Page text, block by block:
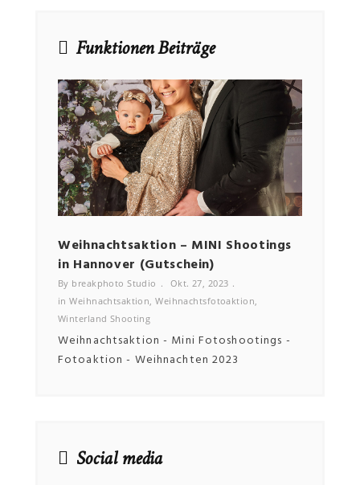
Funktionen Beiträge
Weihnachtsaktion – MINI Shootings
in Hannover (Gutschein)
By breakphoto Studio
Okt. 27, 2023
inWeihnachtsaktion,Weihnachtsfotoaktion,
Winterland Shooting
Weihnachtsaktion - Mini Fotoshootings -
Fotoaktion - Weihnachten 2023
Social media